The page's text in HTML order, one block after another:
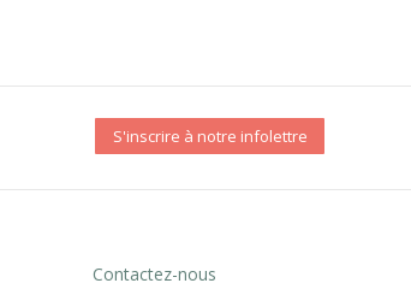
S'inscrire à notre infolettre
Contactez-nous